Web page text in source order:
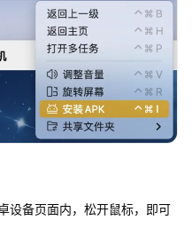
备页面内，松开鼠标，即可